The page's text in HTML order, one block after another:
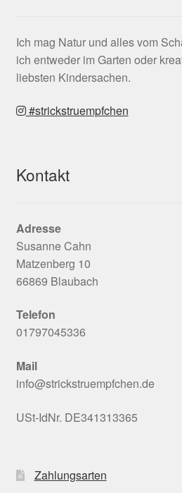
Ich mag Natur und alles vom
ich entweder im Garten oder
liebsten Kindersachen.
#strickstruempfchen
Kontakt
Adresse
Susanne Cahn
Matzenberg 10
66869 Blaubach
Telefon
01797045336
Mail
info@strickstruempfchen.de
USt-IdNr. DE341313365
Zahlungsarten